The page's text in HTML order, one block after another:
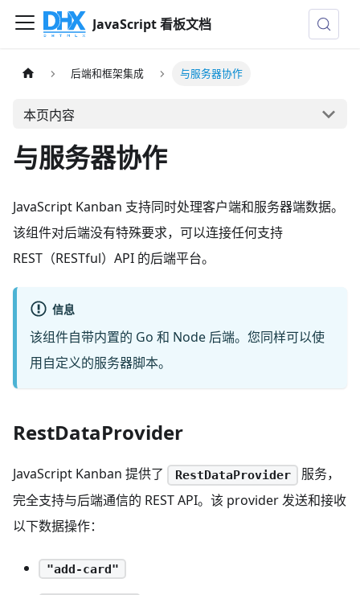
JavaScript 看板文档
后端和框架集成 与服务器协作
本页内容
与服务器协作
JavaScript Kanban 支持同时处理客户端和服务器端数据。
该组件对后端没有特殊要求，可以连接任何支持
REST（RESTful）API 的后端平台。
信息
该组件自带内置的 Go 和 Node 后端。您同样可以使
用自定义的服务器脚本。
RestDataProvider
JavaScript Kanban 提供了 RestDataProvider
服务，
完全支持与后端通信的 REST API。该 provider 发送和接收
以下数据操作：
"add-card"